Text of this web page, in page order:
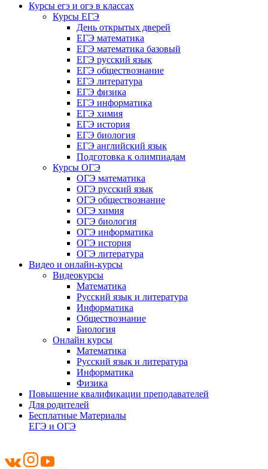
Курсы егэ и огэ в классах
Курсы ЕГЭ
День открытых дверей
ЕГЭ математика
ЕГЭ математика базовый
ЕГЭ русский язык
ЕГЭ обществознание
ЕГЭ литература
ЕГЭ физика
ЕГЭ информатика
ЕГЭ химия
ЕГЭ история
ЕГЭ биология
ЕГЭ английский язык
Подготовка к олимпиадам
Курсы ОГЭ
ОГЭ математика
ОГЭ русский язык
ОГЭ обществознание
ОГЭ химия
ОГЭ биология
ОГЭ информатика
ОГЭ история
ОГЭ литература
Видео и онлайн-курсы
Видеокурсы
Математика
Русский язык и литература
Информатика
Обществознание
Биология
Онлайн курсы
Математика
Русский язык и литература
Информатика
Физика
Повышение квалификации преподавателей
Для родителей
Бесплатные Материалы
ЕГЭ и ОГЭ